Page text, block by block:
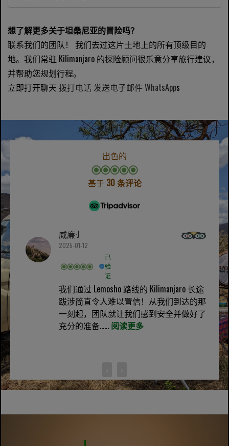
想了解更多关于坦桑尼亚的冒险吗？
联系我们的团队！ 我们去过这片土地上的所有顶级目的
地。我们常驻 Kilimanjaro 的探险顾问很乐意分享旅行建议，
并帮助您规划行程。
立即打开聊天 拨打电话发送电子邮件WhatsApps
出色的
基于 30 条评论
威廉·J
2025-01-12
已
验
证
我们通过 Lemosho 路线的 Kilimanjaro 长途
跋涉简直令人难以置信！从我们到达的那
一刻起，团队就让我们感到安全并做好了
充分的准备...... 阅读更多